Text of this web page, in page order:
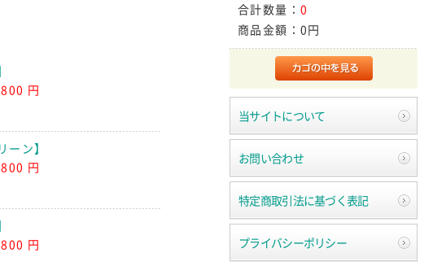
円
ン】
円
円
合計数量：0
商品金額：0円
当サイトについて
お問い合わせ
特定商取引法に基づく表記
プライバシーポリシー